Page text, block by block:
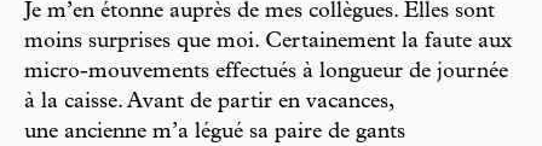
Je m’en étonne auprès de mes collègues. Elles sont
moins surprises que moi. Certainement la faute aux
micro-mouvements effectués à longueur de journée
à la caisse. Avant de partir en vacances,
une ancienne m’a légué sa paire de gants